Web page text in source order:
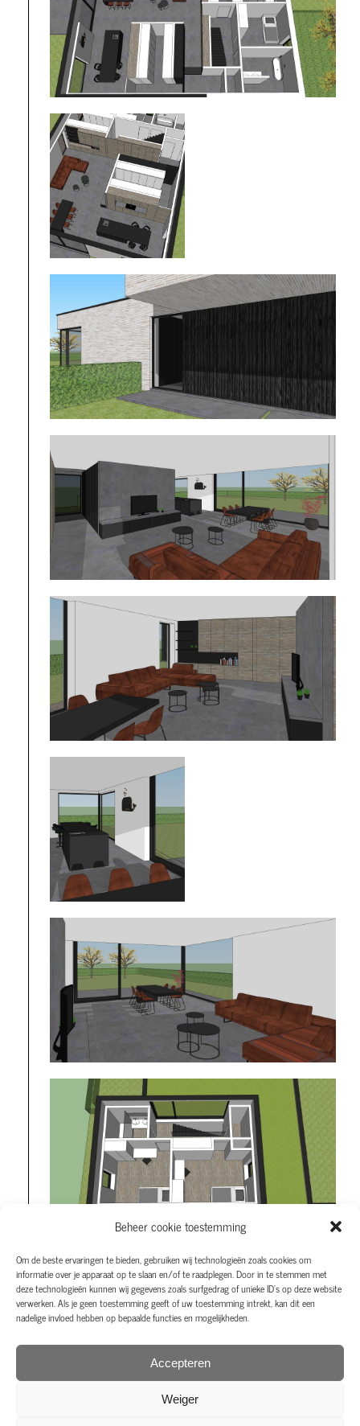
Beheer cookie toestemming
Om de beste ervaringen te bieden, gebruiken wij technologieën zoals cookies om
informatie over je apparaat op te slaan en/of te raadplegen. Door in te stemmen met
deze technologieën kunnen wij gegevens zoals surfgedrag of unieke ID's op deze website
verwerken. Als je geen toestemming geeft of uw toestemming intrekt, kan dit een
nadelige invloed hebben op bepaalde functies en mogelijkheden.
Accepteren
Weiger